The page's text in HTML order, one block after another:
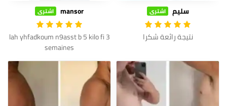
سليم اشترى
نتيجة رائعة شكرا
mansor اشترى
lah yhfadkoum n9asst b 5 kilo fi 3
semaines